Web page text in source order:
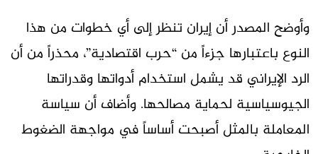
وأوضح المصدر أن إيران تنظر إلى أي خطوات من هذا
النوع باعتبارها جزءاً من “حرب اقتصادية”، محذراً من أن
الرد الإيراني قد يشمل استخدام أدواتها وقدراتها
الجيوسياسية لحماية مصالحها. وأضاف أن سياسة
المعاملة بالمثل أصبحت أساساً في مواجهة الضغوط